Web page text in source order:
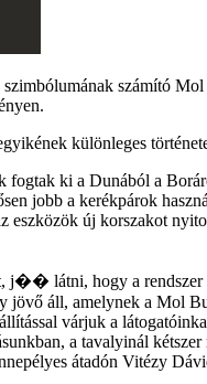
szimbólumának számító
különleges
fogtak ki a Dunából a
jobb a kerékpárok
eszközök új korszakot
j�� látni, hogy a rendszer
jövő áll, amelynek a Mol
várjuk a
a tavalyinál
átadón Vitézy